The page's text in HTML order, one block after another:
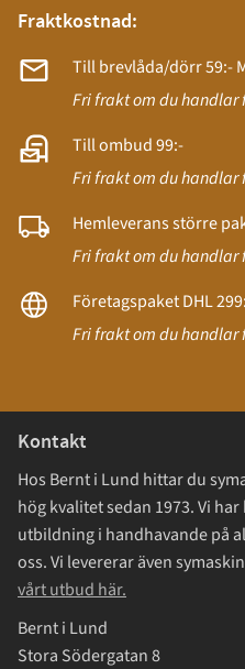
Fraktkostnad:
Till brevlåda/dörr 59:-
Fri frakt om du handlar
Till ombud 99:-
Fri frakt om du handlar
Hemleverans större
Fri frakt om du handlar
Företagspaket DHL
Fri frakt om du handlar
Kontakt
Hos Bernt i Lund hittar du
hög kvalitet sedan 1973. Vi
utbildning i handhavande på
oss. Vi levererar även
vårt utbud här.
Bernt i Lund
Stora Södergatan 8